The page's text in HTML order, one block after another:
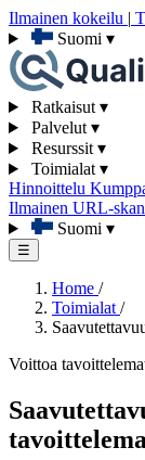
Ilmainen kokeilu |
Suomi ▾
Ratkaisut ▾
Palvelut ▾
Resurssit ▾
Toimialat ▾
Hinnoittelu
Ilmainen URL-
Suomi ▾
☰
Home /
Toimialat /
Voittoa